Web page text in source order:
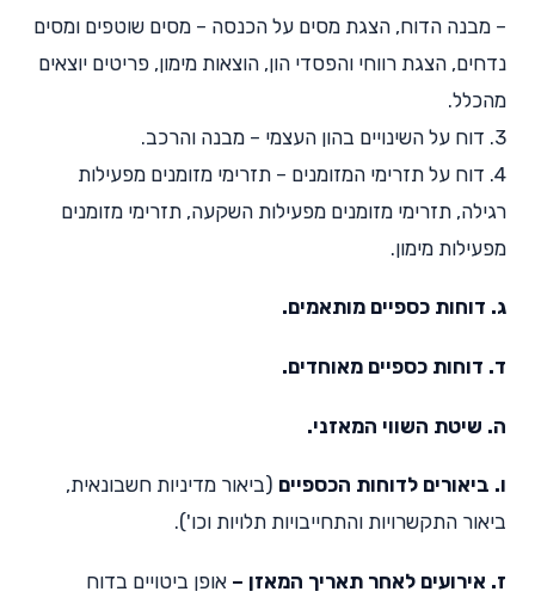
– מבנה הדוח, הצגת מסים על הכנסה – מסים שוטפים ומסים
נדחים, הצגת רווחי והפסדי הון, הוצאות מימון, פריטים יוצאים
מהכלל.
3. דוח על השינויים בהון העצמי – מבנה והרכב.
4. דוח על תזרימי המזומנים – תזרימי מזומנים מפעילות
רגילה, תזרימי מזומנים מפעילות השקעה, תזרימי מזומנים
מפעילות מימון.
ג. דוחות כספיים מותאמים.
ד. דוחות כספיים מאוחדים.
ה. שיטת השווי המאזני.
ו. ביאורים לדוחות הכספיים (ביאור מדיניות חשבונאית,
ביאור התקשרויות והתחייבויות תלויות וכו').
ז. אירועים לאחר תאריך המאזן – אופן ביטויים בדוח